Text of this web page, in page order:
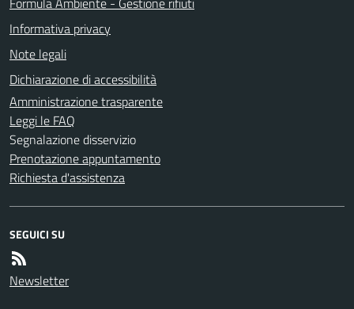
Informativa privacy
Note legali
Dichiarazione di accessibilità
Amministrazione trasparente
Leggi le FAQ
Segnalazione disservizio
Prenotazione appuntamento
Richiesta d'assistenza
SEGUICI SU
Newsletter